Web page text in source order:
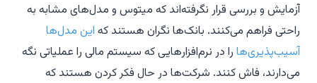
آزمایش و بررسی قرار نگرفته‌اند که میتوس و مدل‌های مشابه به
راحتی فراهم می‌کنند. بانک‌ها نگران هستند که این مدل‌ها
آسیب‌پذیری‌ها را در نرم‌افزارهایی که سیستم مالی را عملیاتی نگه
می‌دارند، فاش کنند. شرکت‌ها در حال فکر کردن هستند که